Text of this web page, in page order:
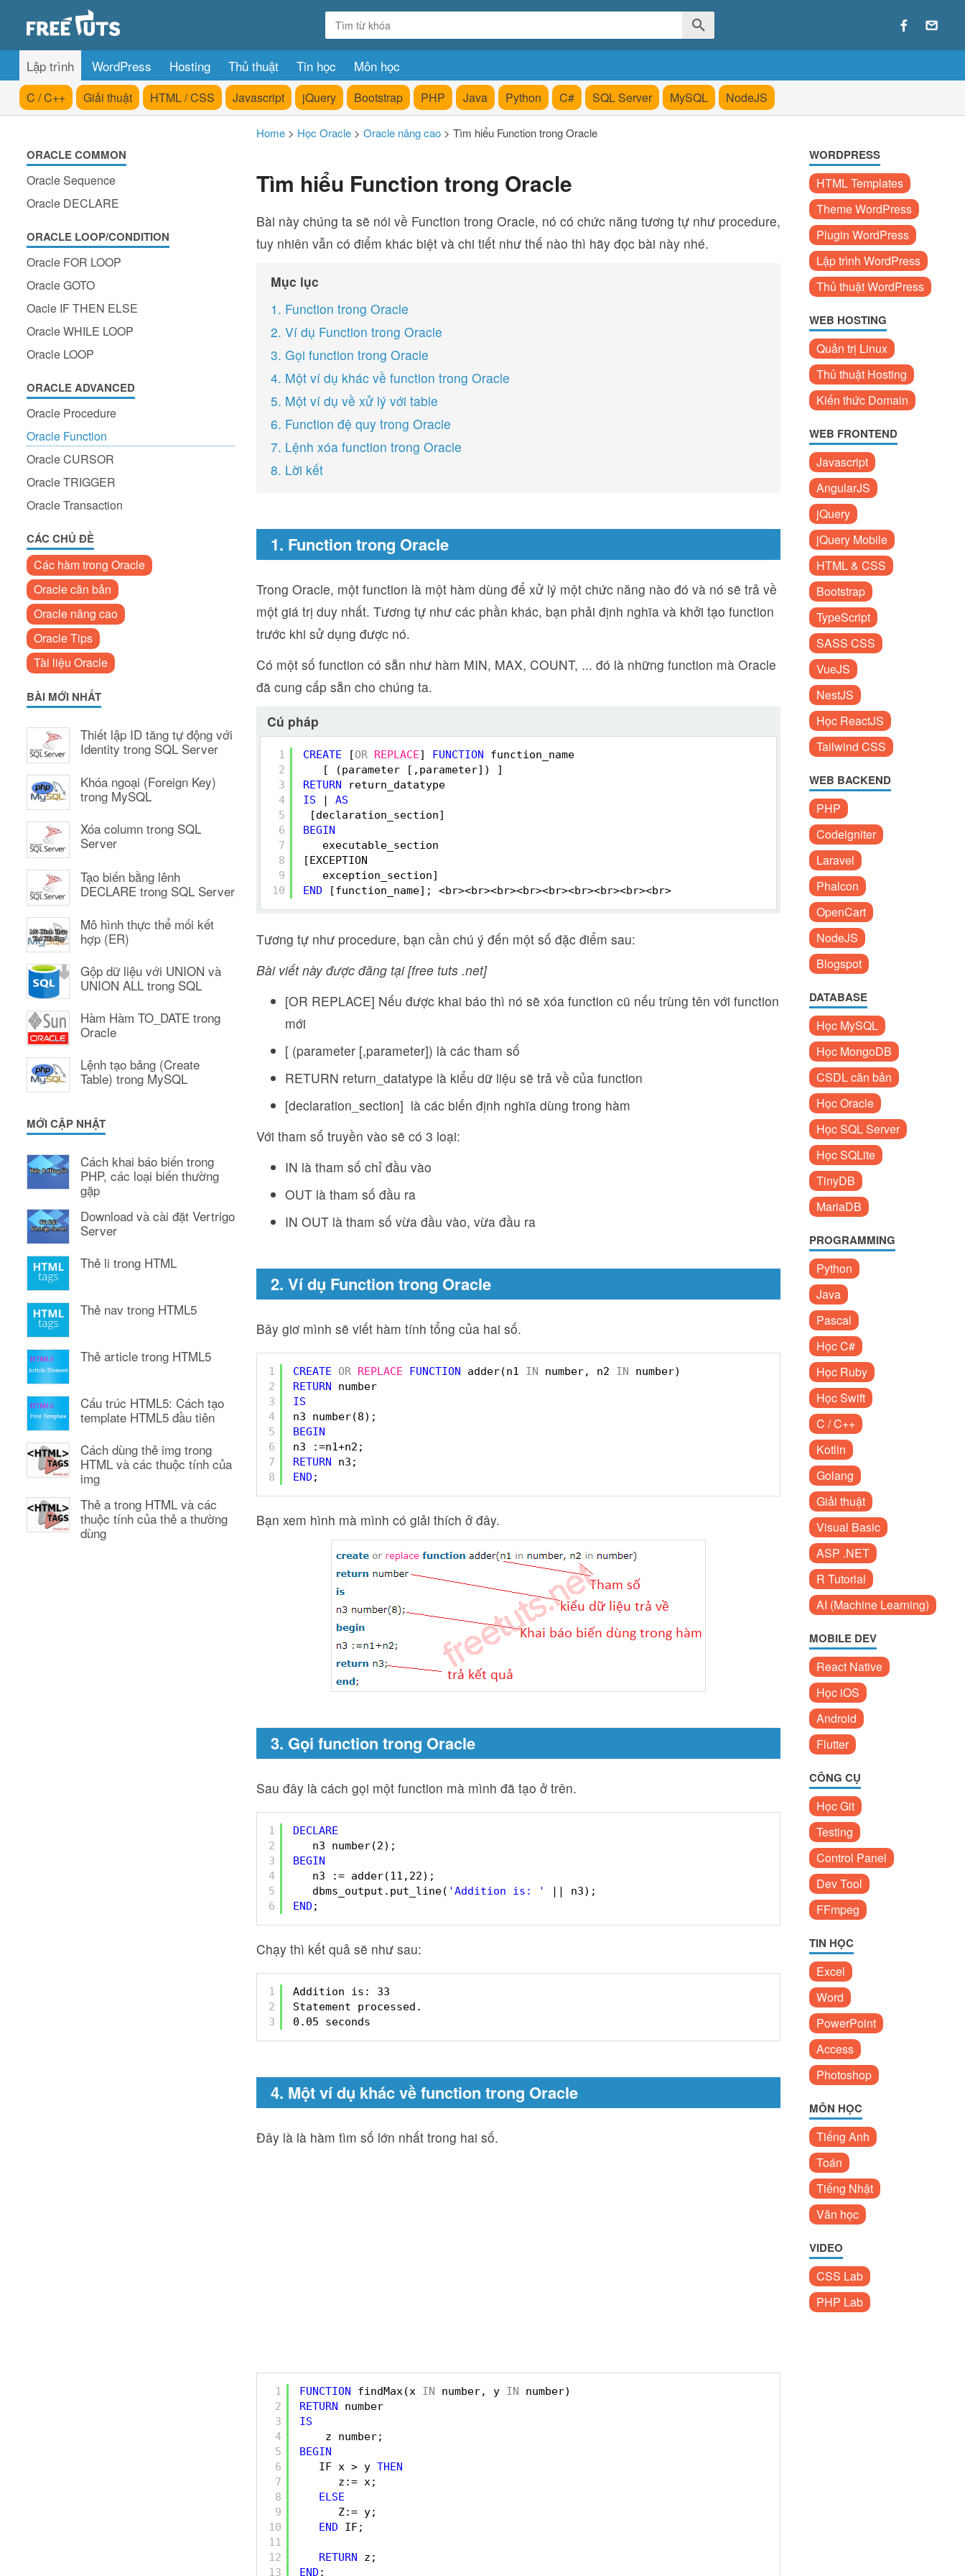
Lập trình WordPress Hosting Thủ thuật Tin học Môn học
C / C++ Giải thuật HTML / CSS Javascript jQuery Bootstrap PHP Java Python C# SQL Server MySQL NodeJS
ORACLE COMMON
Oracle Sequence
Oracle DECLARE
ORACLE LOOP/CONDITION
Oracle FOR LOOP
Oracle GOTO
Oacle IF THEN ELSE
Oracle WHILE LOOP
Oracle LOOP
ORACLE ADVANCED
Oracle Procedure
Oracle Function
Oracle CURSOR
Oracle TRIGGER
Oracle Transaction
CÁC CHỦ ĐỀ
Các hàm trong Oracle
Oracle căn bản
Oracle nâng cao
Oracle Tips
Tài liệu Oracle
BÀI MỚI NHẤT
Thiết lập ID tăng tự động với
Identity trong SQL Server
Khóa ngoại (Foreign Key)
trong MySQL
Xóa column trong SQL
Server
Tạo biến bằng lênh
DECLARE trong SQL Server
Mô hình thực thể mối kết
hợp (ER)
Gộp dữ liệu với UNION và
UNION ALL trong SQL
Hàm Hàm TO_DATE trong
Oracle
Lệnh tạo bảng (Create
Table) trong MySQL
MỚI CẬP NHẬT
Cách khai báo biến trong
PHP, các loại biến thường
gặp
Download và cài đặt Vertrigo
Server
Thẻ li trong HTML
Thẻ nav trong HTML5
Thẻ article trong HTML5
Cấu trúc HTML5: Cách tạo
template HTML5 đầu tiên
Cách dùng thẻ img trong
HTML và các thuộc tính của
img
Thẻ a trong HTML và các
thuộc tính của thẻ a thường
dùng
Home > Học Oracle > Oracle nâng cao > Tìm hiểu Function trong Oracle
Tìm hiểu Function trong Oracle
Bài này chúng ta sẽ nói về Function trong Oracle, nó có chức năng tương tự như procedure,
tuy nhiên vẫn có điểm khác biệt và chi tiết như thế nào thì hãy đọc bài này nhé.
Mục lục
1. Function trong Oracle
2. Ví dụ Function trong Oracle
3. Gọi function trong Oracle
4. Một ví dụ khác về function trong Oracle
5. Một ví dụ về xử lý với table
6. Function đệ quy trong Oracle
7. Lệnh xóa function trong Oracle
8. Lời kết
1. Function trong Oracle
Trong Oracle, một function là một hàm dùng để xử lý một chức năng nào đó và nó sẽ trả về
một giá trị duy nhất. Tương tự như các phần khác, bạn phải định nghĩa và khởi tạo function
trước khi sử dụng được nó.
Có một số function có sẵn như hàm MIN, MAX, COUNT, ... đó là những function mà Oracle
đã cung cấp sẵn cho chúng ta.
Cú pháp
1
2
3
4
5
6
7
8
9
10
CREATE [OR REPLACE] FUNCTION
function_name
[ (parameter [,parameter]) ]
RETURN
return_datatype
IS
| AS
[declaration_section]
BEGIN
executable_section
[EXCEPTION
exception_section]
END
[function_name]; <br><br><br><br><br><br><br><br><br>
Tương tự như procedure, bạn cần chú ý đến một số đặc điểm sau:
Bài viết này được đăng tại [free tuts .net]
[OR REPLACE] Nếu được khai báo thì nó sẽ xóa function cũ nếu trùng tên với function
mới
[ (parameter [,parameter]) là các tham số
RETURN return_datatype là kiểu dữ liệu sẽ trả về của function
[declaration_section] là các biến định nghĩa dùng trong hàm
Với tham số truyền vào sẽ có 3 loại:
IN là tham số chỉ đầu vào
OUT là tham số đầu ra
IN OUT là tham số vừa đầu vào, vừa đầu ra
2. Ví dụ Function trong Oracle
Bây giơ mình sẽ viết hàm tính tổng của hai số.
1
2
3
4
5
6
7
8
CREATE OR REPLACE FUNCTION adder(n1 IN number, n2 IN
number)
RETURN
number
IS
n3 number(8);
BEGIN
n3 :=n1+n2;
RETURN
n3;
END ;
Bạn xem hình mà mình có giải thích ở đây.
3. Gọi function trong Oracle
Sau đây là cách gọi một function mà mình đã tạo ở trên.
1
2
3
4
5
6
DECLARE
n3 number(2);
BEGIN
n3 := adder(11,22);
dbms_output.put_line( 'Addition is: '
|| n3);
END ;
Chạy thì kết quả sẽ như sau:
1
2
3
Addition is: 33
Statement processed.
0.05 seconds
4. Một ví dụ khác về function trong Oracle
Đây là là hàm tìm số lớn nhất trong hai số.
1
2
3
4
5
6
7
8
9
10
11
12
13
FUNCTION findMax(x IN number, y IN
number)
RETURN
number
IS
z number;
BEGIN
IF x > y THEN
z:= x;
ELSE
Z:= y;
END
IF;
RETURN
z;
END ;
WORDPRESS
HTML Templates
Theme WordPress
Plugin WordPress
Lập trình WordPress
Thủ thuật WordPress
WEB HOSTING
Quản trị Linux
Thủ thuật Hosting
Kiến thức Domain
WEB FRONTEND
Javascript
AngularJS
jQuery
jQuery Mobile
HTML & CSS
Bootstrap
TypeScript
SASS CSS
VueJS
NestJS
Học ReactJS
Tailwind CSS
WEB BACKEND
PHP
Codeigniter
Laravel
Phalcon
OpenCart
NodeJS
Blogspot
DATABASE
Học MySQL
Học MongoDB
CSDL căn bản
Học Oracle
Học SQL Server
Học SQLite
TinyDB
MariaDB
PROGRAMMING
Python
Java
Pascal
Học C#
Học Ruby
Học Swift
C / C++
Kotlin
Golang
Giải thuật
Visual Basic
ASP .NET
R Tutorial
AI (Machine Learning)
MOBILE DEV
React Native
Học iOS
Android
Flutter
CÔNG CỤ
Học Git
Testing
Control Panel
Dev Tool
FFmpeg
TIN HỌC
Excel
Word
PowerPoint
Access
Photoshop
MÔN HỌC
Tiếng Anh
Toán
Tiếng Nhật
Văn học
VIDEO
CSS Lab
PHP Lab